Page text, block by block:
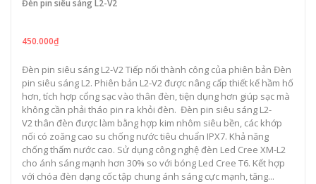
Đèn pin siêu sáng L2-V2
450.000₫
Đèn pin siêu sáng L2-V2 Tiếp nối thành công của phiên bản Đèn
pin siêu sáng L2. Phiên bản L2-V2 được nâng cấp thiết kế hầm hố
hơn, tích hợp cổng sạc vào thân đèn, tiện dụng hơn giúp sạc mà
không cần phải tháo pin ra khỏi đèn. Đèn pin siêu sáng L2-
V2 thân đèn được làm bằng hợp kim nhôm siêu bền, các khớp
nối có zoăng cao su chống nước tiêu chuẩn IPX7. Khả năng
chống thấm nước cao. Sử dụng công nghệ đèn Led Cree XM-L2
cho ánh sáng mạnh hơn 30% so với bóng Led Cree T6. Kết hợp
với chóa đèn dạng cốc tập chung ánh sáng cực mạnh, tăng...